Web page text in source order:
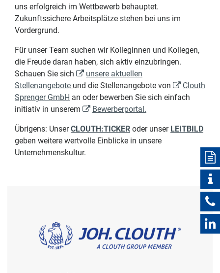
uns erfolgreich im Wettbewerb behauptet.
Zukunftssichere Arbeitsplätze stehen bei uns im
Vordergrund.
Für unser Team suchen wir Kolleginnen und Kollegen,
die Freude daran haben, sich aktiv einzubringen.
Schauen Sie sich
unsere aktuellen
Stellenangebote und die Stellenangebote von
Clouth
Sprenger GmbH an oder bewerben Sie sich einfach
initiativ in unserem
Bewerberportal.
Übrigens: UnserCLOUTH:TICKER oder unser LEITBILD
geben weitere wertvolle Einblicke in unsere
Unternehmenskultur.